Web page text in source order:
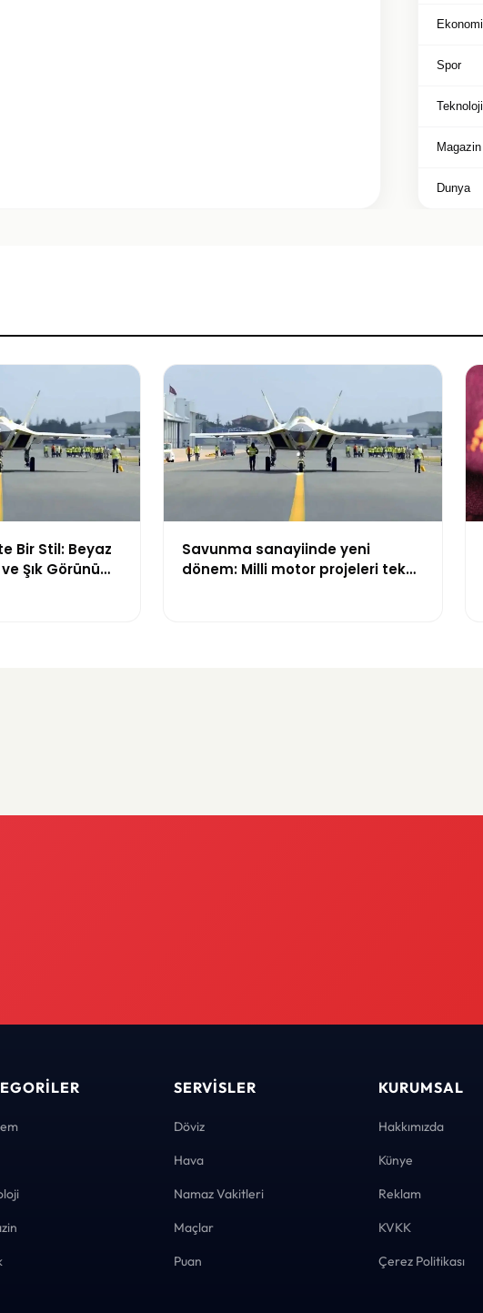
Ekonomi
Spor
Teknoloji
Magazin
Dunya
Bir Stil: Beyaz
Şık Görünüm
Savunma sanayiinde yeni
dönem: Milli motor projeleri tek
SERVISLER
Döviz
Hava
Namaz Vakitleri
Maçlar
Puan
KURUMSAL
Hakkımızda
Künye
Reklam
KVKK
Çerez Politikası